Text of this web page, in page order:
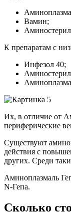
Вамин;
К препаратам с
Инфезол 40;
Их, в отличие от
периферические
Существуют
действия с
других. Среди
Аминоплазмаль
N-Гепа.
Сколько